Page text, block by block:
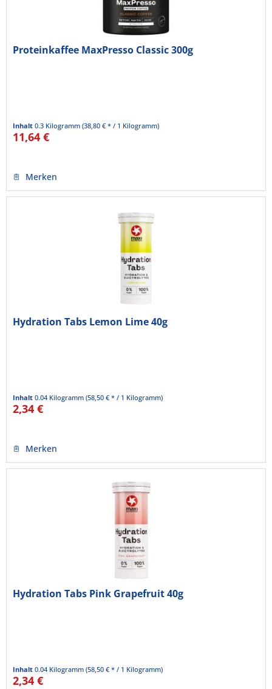
Proteinkaffee MaxPresso Classic 300g
Inhalt0.3 Kilogramm(38,80 € * / 1 Kilogramm)
11,64 €
Merken
Hydration Tabs Lemon Lime 40g
Inhalt0.04 Kilogramm(58,50 € * / 1 Kilogramm)
2,34 €
Merken
Hydration Tabs Pink Grapefruit 40g
Inhalt0.04 Kilogramm(58,50 € * / 1 Kilogramm)
2,34 €